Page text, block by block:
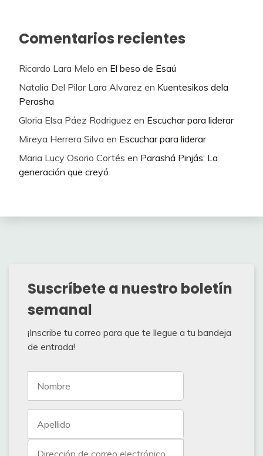
Comentarios recientes
Ricardo Lara Melo en El beso de Esaú
Natalia Del Pilar Lara Alvarez en Kuentesikos dela
Perasha
Gloria Elsa Páez Rodriguez en Escuchar para liderar
Mireya Herrera Silva en Escuchar para liderar
Maria Lucy Osorio Cortés en Parashá Pinjás: La
generación que creyó
Suscríbete a nuestro boletín
semanal
¡Inscribe tu correo para que te llegue a tu bandeja
de entrada!